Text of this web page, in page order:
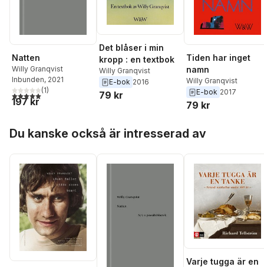
Natten
Willy Granqvist
Inbunden, 2021
5,0utav 5 stjärnor. Totalt antal röster:
(1)
197 kr
Det blåser i min
kropp : en textbok
Willy Granqvist
E-bok 2016
79 kr
Tiden har inget
namn
Willy Granqvist
E-bok 2017
79 kr
Du kanske också är intresserad av
Varje tugga är en